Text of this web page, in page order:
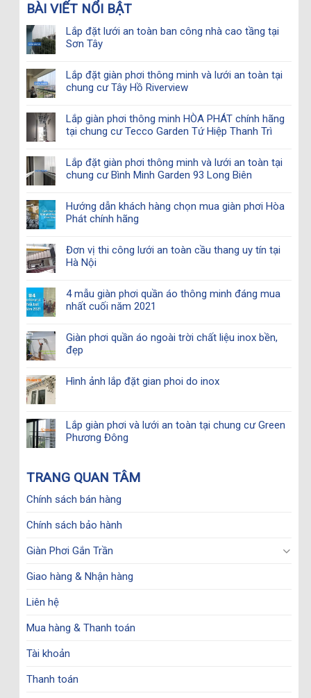
BÀI VIẾT NỔI BẬT
Lắp đặt lưới an toàn ban công nhà cao tầng tại
Sơn Tây
Lắp đặt giàn phơi thông minh và lưới an toàn tại
chung cư Tây Hồ Riverview
Lắp giàn phơi thông minh HÒA PHÁT chính hãng
tại chung cư Tecco Garden Tứ Hiệp Thanh Trì
Lắp đặt giàn phơi thông minh và lưới an toàn tại
chung cư Bình Minh Garden 93 Long Biên
Hướng dẫn khách hàng chọn mua giàn phơi Hòa
Phát chính hãng
Đơn vị thi công lưới an toàn cầu thang uy tín tại
Hà Nội
4 mẫu giàn phơi quần áo thông minh đáng mua
nhất cuối năm 2021
Giàn phơi quần áo ngoài trời chất liệu inox bền,
đẹp
Hình ảnh lắp đặt gian phoi do inox
Lắp giàn phơi và lưới an toàn tại chung cư Green
Phương Đông
TRANG QUAN TÂM
Chính sách bán hàng
Chính sách bảo hành
Giàn Phơi Gắn Trần
Giao hàng & Nhận hàng
Liên hệ
Mua hàng & Thanh toán
Tài khoản
Thanh toán